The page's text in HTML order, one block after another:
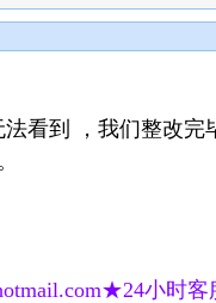
看到 ，我们整改
小时客